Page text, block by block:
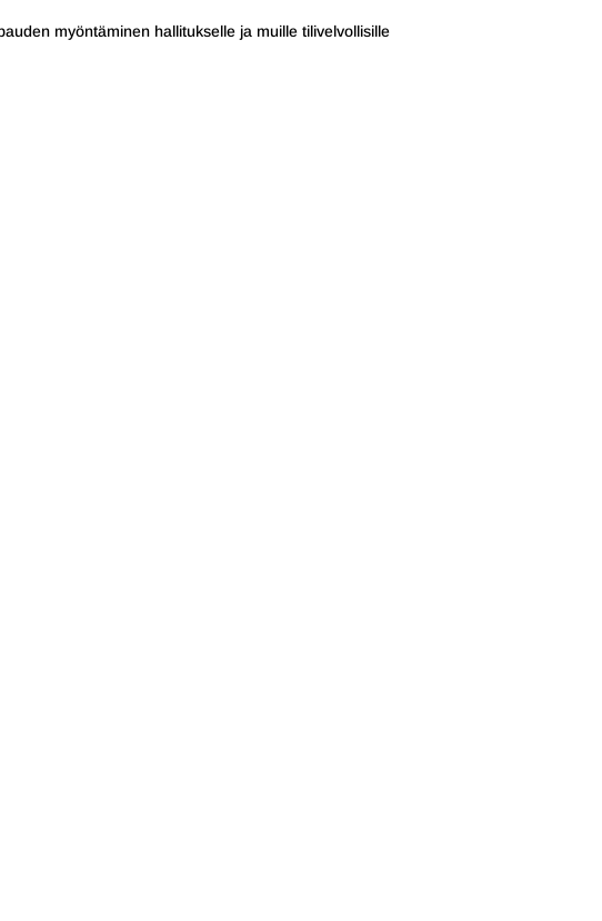
myöntäminen hallitukselle ja muille tilivelvollisille